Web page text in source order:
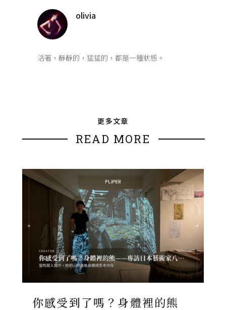
olivia
活著，靜靜的，猛猛的，都是一種狀態。
更多文章
READ MORE
你感受到了嗎？身體裡的熊